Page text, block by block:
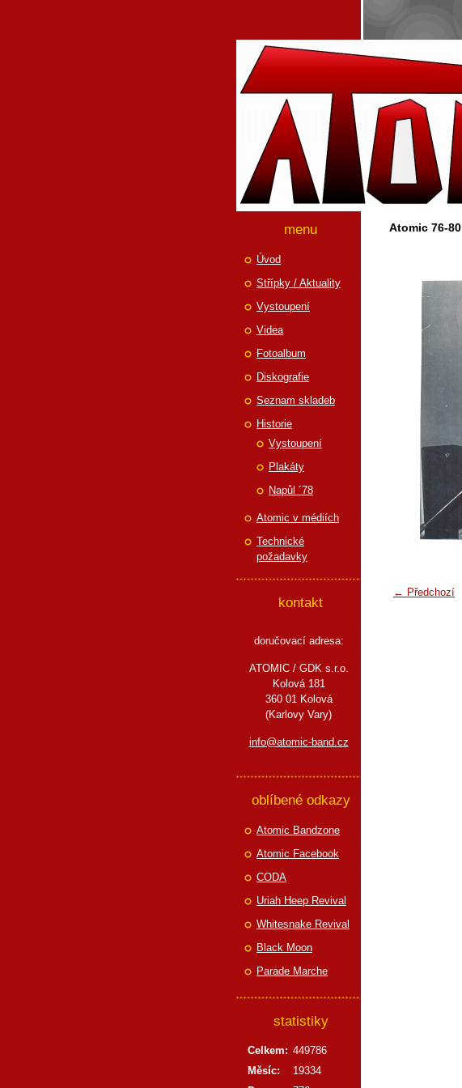
Atomic 76-80
← Předchozí
menu
Úvod
Střípky / Aktuality
Vystoupení
Videa
Fotoalbum
Diskografie
Seznam skladeb
Historie
Vystoupení
Plakáty
Napůl ´78
Atomic v médiích
Technické
požadavky
kontakt
doručovací adresa:
ATOMIC / GDK s.r.o.
Kolová 181
360 01 Kolová
(Karlovy Vary)
info@atomic-band.cz
oblíbené odkazy
Atomic Bandzone
Atomic Facebook
CODA
Uriah Heep Revival
Whitesnake Revival
Black Moon
Parade Marche
statistiky
Celkem: 449786
Měsíc:
19334